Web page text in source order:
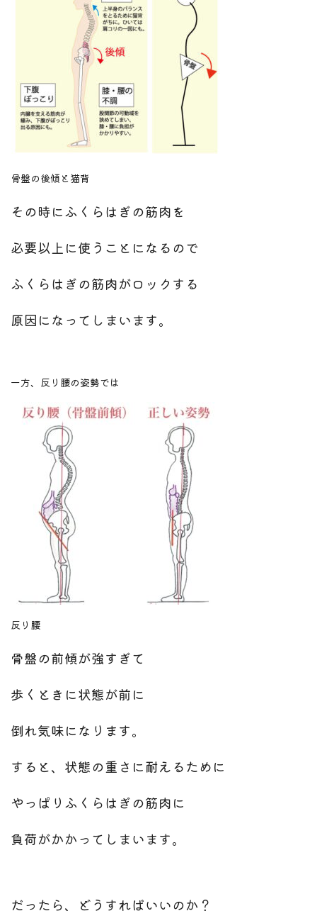
骨盤の後傾と猫背
その時にふくらはぎの筋肉を
必要以上に使うことになるので
ふくらはぎの筋肉がロックする
原因になってしまいます。
一方、反り腰の姿勢では
反り腰
骨盤の前傾が強すぎて
歩くときに状態が前に
倒れ気味になります。
すると、状態の重さに耐えるために
やっぱりふくらはぎの筋肉に
負荷がかかってしまいます。
だったら、どうすればいいのか？